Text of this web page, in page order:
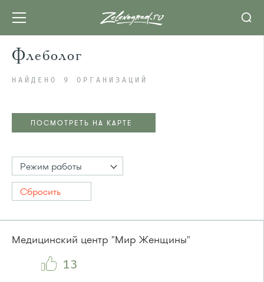
Флеболог
НАЙДЕНО 9 ОРГАНИЗАЦИЙ
ПОСМОТРЕТЬ НА КАРТЕ
Режим работы
Сбросить
Медицинский центр "Мир Женщины"
13